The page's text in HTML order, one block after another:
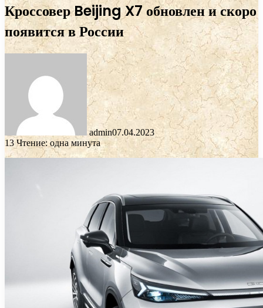
Кроссовер Beijing X7 обновлен и скоро
появится в России
admin07.04.2023
13Чтение: одна минута